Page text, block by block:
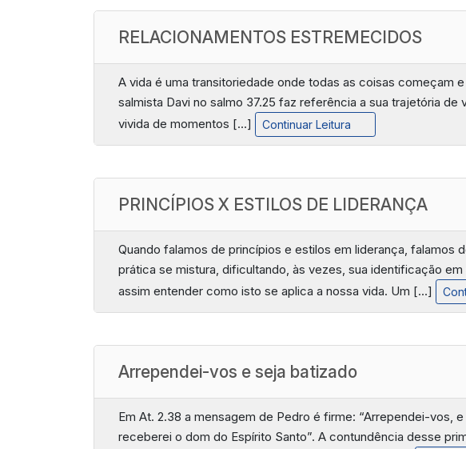
RELACIONAMENTOS ESTREMECIDOS
A vida é uma transitoriedade onde todas as coisas começam
salmista Davi no salmo 37.25 faz referência a sua trajetória
vivida de momentos […]
Continuar Leitura
PRINCÍPIOS X ESTILOS DE LIDERANÇA
Quando falamos de princípios e estilos em liderança,
prática se mistura, dificultando, às vezes, sua identificação
assim entender como isto se aplica a nossa vida. Um […]
Arrependei-vos e seja batizado
Em At. 2.38 a mensagem de Pedro é firme: “Arrependei-vos,
receberei o dom do Espírito Santo”. A contundência desse